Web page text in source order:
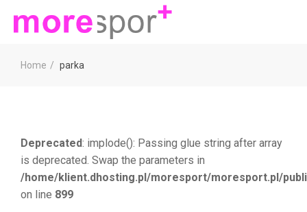
Home parka
Deprecated: implode(): Passing glue string after array
is deprecated. Swap the parameters in
/home/klient.dhosting.pl/moresport/moresport.pl/
on line 899